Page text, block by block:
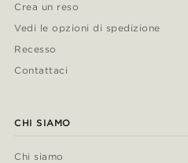
Crea un reso
Vedi le opzioni di spedizione
Recesso
Contattaci
CHI SIAMO
Chi siamo